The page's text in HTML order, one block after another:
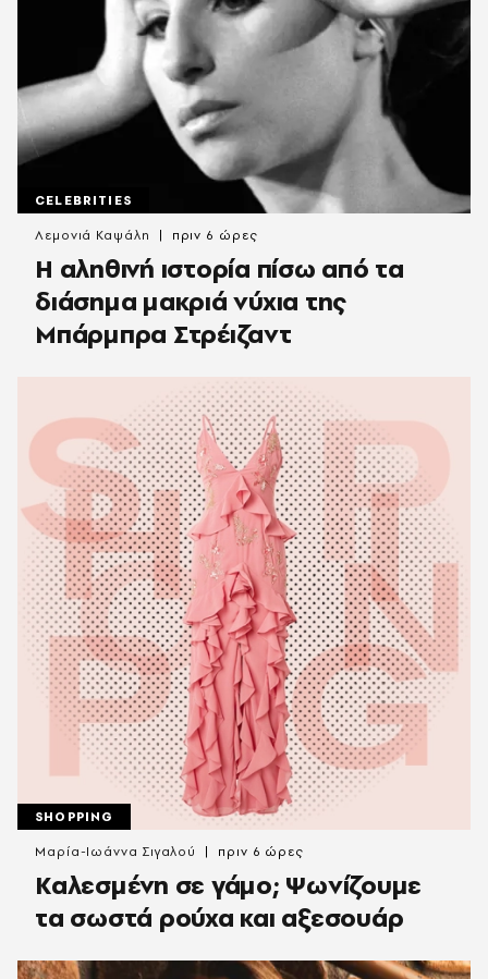
CELEBRITIES
Η αληθινή ιστορία πίσω από τα
διάσημα μακριά νύχια της
Μπάρμπρα Στρέιζαντ
Λεμονιά Καψάλη πριν 6 ώρες
SHOPPING
Καλεσμένη σε γάμο; Ψωνίζουμε
τα σωστά ρούχα και αξεσουάρ
Μαρία-Ιωάννα Σιγαλού πριν 6 ώρες